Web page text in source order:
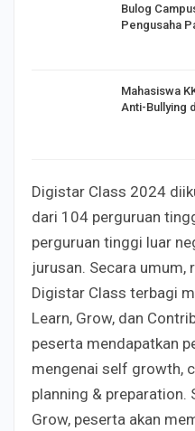
Bulog
Pengusaha
Mahasiswa
Anti-Bullying
Digistar Class 2024
dari 104 perguruan
perguruan tinggi luar
jurusan. Secara umum,
Digistar Class terbagi
Learn, Grow, dan
peserta mendapatkan
mengenai self growth,
planning & preparation.
Grow, peserta akan